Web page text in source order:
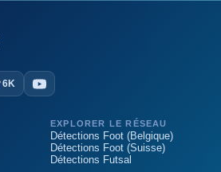
6K
EXPLORER LE RÉSEAU
Détections Foot (Belgique)
Détections Foot (Suisse)
Détections Futsal